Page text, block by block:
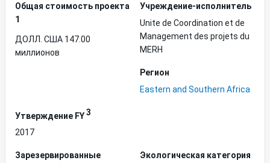
Общая стоимость проекта
1
ДОЛЛ. США 147.00
миллионов
Учреждение-исполнитель
Unite de Coordination et de
Management des projets du
MERH
Регион
Eastern and Southern Africa
Утверждение FY3
2017
Зарезервированные
Экологическая категория